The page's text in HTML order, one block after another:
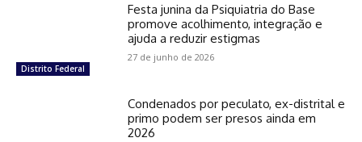
Distrito Federal
Festa junina da Psiquiatria do Base
promove acolhimento, integração e
ajuda a reduzir estigmas
27 de junho de 2026
Condenados por peculato, ex-distrital e
primo podem ser presos ainda em
2026